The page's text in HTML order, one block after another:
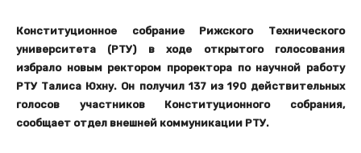
Конституционное собрание Рижского Технического
университета (РТУ) в ходе открытого голосования
избрало новым ректором проректора по научной работу
РТУ Талиса Юхну. Он получил 137 из 190 действительных
голосов участников Конституционного собрания,
сообщает отдел внешней коммуникации РТУ.